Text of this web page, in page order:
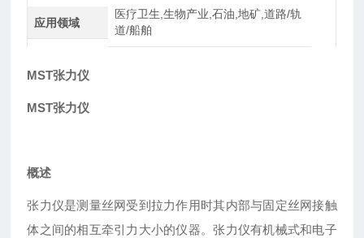
应用领域
医疗卫生,生物产业,石油,地矿,道路/轨
道/船舶
MST张力仪
MST张力仪
概述
张力仪是测量丝网受到拉力作用时其内部与固定丝网接触
体之间的相互牵引力大小的仪器。张力仪有机械式和电子